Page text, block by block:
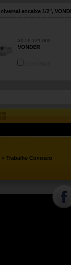
encaixe 1/2",
30.59.121.000
VONDER
» Trabalhe Conosco